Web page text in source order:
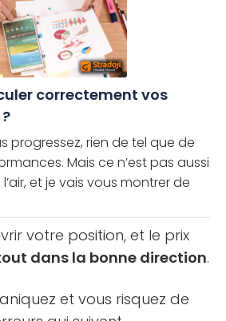
correctement vos
progressez, rien de tel que de
Mais ce n’est pas aussi
et je vais vous montrer de
votre position, et le prix
dans la bonne direction.
et vous risquez de